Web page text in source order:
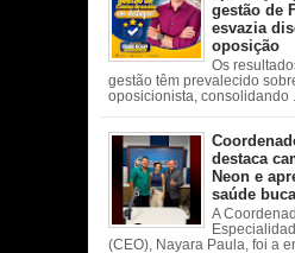
gestão de
esvazia
oposição
Os
gestão têm prevalecido
oposicionista, consolidando ...
destaca
Neon e
saúde
A
(CEO), Nayara Paula, foi a